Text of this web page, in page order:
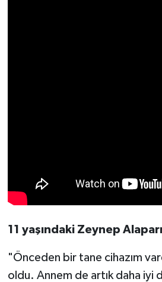
11 yaşındaki Zeynep
"Önceden bir tane cihazım
oldu. Annem de artık daha iyi